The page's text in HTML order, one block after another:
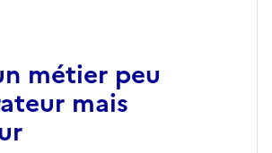
métier peu
mais